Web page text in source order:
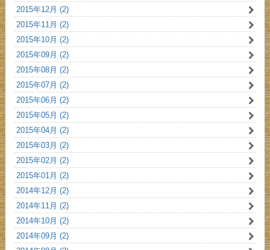
2015年12月 (2)
2015年11月 (2)
2015年10月 (2)
2015年09月 (2)
2015年08月 (2)
2015年07月 (2)
2015年06月 (2)
2015年05月 (2)
2015年04月 (2)
2015年03月 (2)
2015年02月 (2)
2015年01月 (2)
2014年12月 (2)
2014年11月 (2)
2014年10月 (2)
2014年09月 (2)